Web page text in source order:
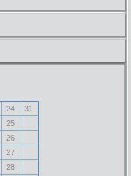
24
31
25
26
27
28